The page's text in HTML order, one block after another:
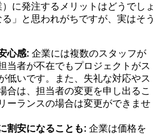
に発注するメリットはどうでしょ
」と思われがちですが、実はそう
心感: 企業には複数のスタッフが
当者が不在でもプロジェクトがス
低いです。また、失礼な対応やス
合は、担当者の変更を申し出るこ
ーランスの場合は変更ができませ
割安になることも: 企業は価格を